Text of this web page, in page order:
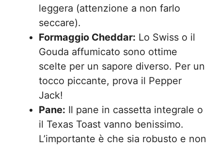
leggera (attenzione a non farlo
seccare).
Formaggio Cheddar: Lo Swiss o il
Gouda affumicato sono ottime
scelte per un sapore diverso. Per un
tocco piccante, prova il Pepper
Jack!
Pane: Il pane in cassetta integrale o
il Texas Toast vanno benissimo.
L’importante è che sia robusto e non